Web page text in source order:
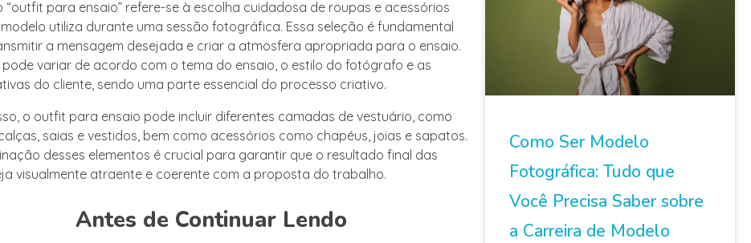
“outfit para ensaio” refere-se à escolha cuidadosa de roupas e acessórios
utiliza durante uma sessão fotográfica. Essa seleção é fundamental
a mensagem desejada e criar a atmosfera apropriada para o ensaio.
variar de acordo com o tema do ensaio, o estilo do fotógrafo e as
do cliente, sendo uma parte essencial do processo criativo.
o outfit para ensaio pode incluir diferentes camadas de vestuário, como
saias e vestidos, bem como acessórios como chapéus, joias e sapatos.
desses elementos é crucial para garantir que o resultado final das
visualmente atraente e coerente com a proposta do trabalho.
Antes de Continuar Lendo
Como Ser Modelo
Fotográfica: Tudo que
Você Precisa Saber sobre
a Carreira de Modelo